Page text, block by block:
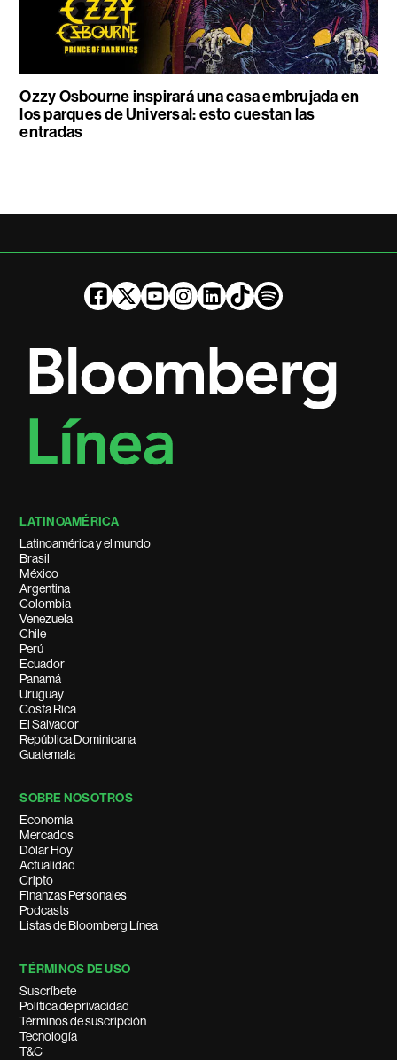
Ozzy Osbourne inspirará una casa embrujada en
los parques de Universal: esto cuestan las
entradas
LATINOAMÉRICA
Latinoamérica y el mundo
Brasil
México
Argentina
Colombia
Venezuela
Chile
Perú
Ecuador
Panamá
Uruguay
Costa Rica
El Salvador
República Dominicana
Guatemala
SOBRE NOSOTROS
Economía
Mercados
Dólar Hoy
Actualidad
Cripto
Finanzas Personales
Podcasts
Listas de Bloomberg Línea
TÉRMINOS DE USO
Suscríbete
Política de privacidad
Términos de suscripción
Tecnología
T&C